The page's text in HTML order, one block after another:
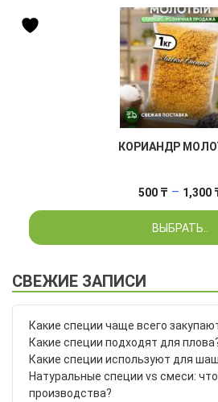
КОРИАНДР
500 ₸ – 1,300
ВЫБРАТЬ..
СВЕЖИЕ ЗАПИСИ
Какие специи чаще всего
Какие специи подходят для
Какие специи используют для
Натуральные специи vs смеси:
производства?